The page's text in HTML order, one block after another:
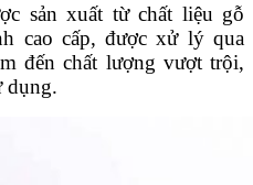
sản xuất từ chất liệu gỗ
cao cấp, được xử lý qua
đến chất lượng vượt trội,
dụng.